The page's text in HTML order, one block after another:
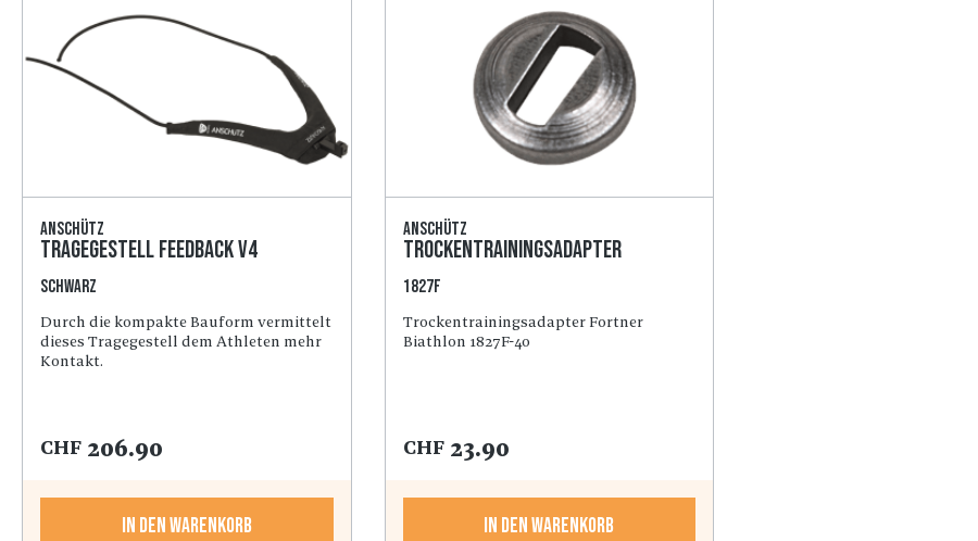
Anschütz
Tragegestell Feedback V4
schwarz
Durch die kompakte Bauform vermittelt
dieses Tragegestell dem Athleten mehr
Kontakt.
CHF 206.90
In den Warenkorb
Anschütz
Trockentrainingsadapter
1827F
Trockentrainingsadapter Fortner
Biathlon 1827F-40
CHF23.90
In den Warenkorb